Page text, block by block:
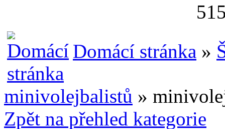
Domácí stránka »
minivolejbalistů »
Zpět na přehled kategorie